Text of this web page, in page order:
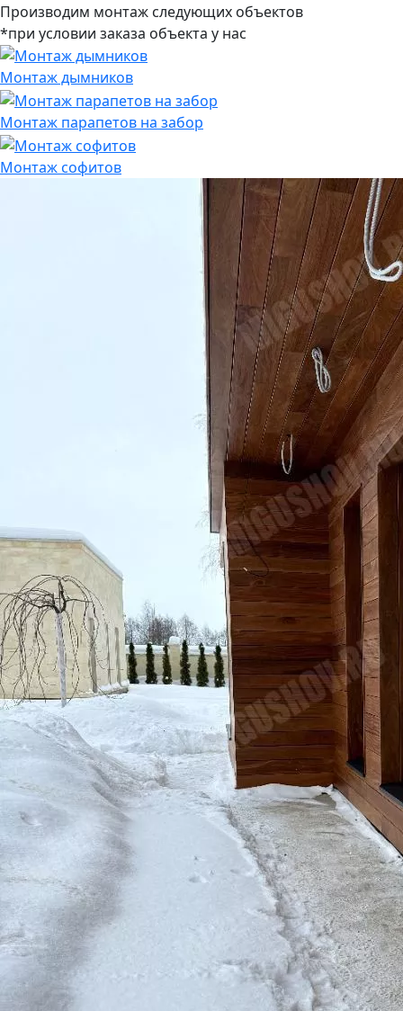
Производим монтаж следующих объектов
*при условии заказа объекта у нас
Монтаж дымников
Монтаж парапетов на забор
Монтаж софитов